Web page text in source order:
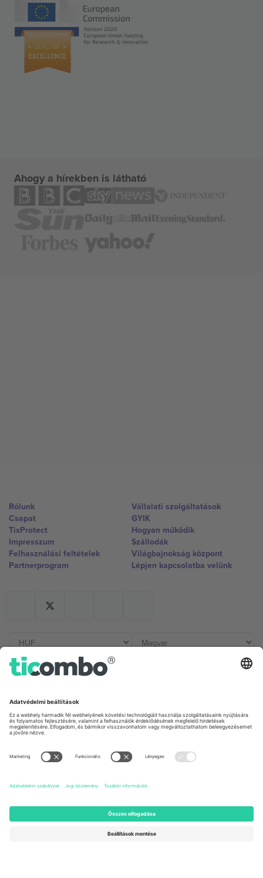
Ahogy a hírekben is látható
Rólunk
Csapat
TixProtect
Impresszum
Felhasználási feltételek
Partnerprogram
Vállalati szolgáltatások
GYIK
Hogyan működik
Szállodák
Világbajnokság központ
Lépjen kapcsolatba velünk
Germany
Unter den Linden 24, 10117
Berlin, Germany
United Kingdom
167 City Road, London, Greater
Newark, Delaware 19713, United
States
Engelberg, Switzerland